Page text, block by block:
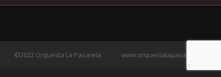
©2022 Orquesta La Pasarela www.orquestalapasarela.es